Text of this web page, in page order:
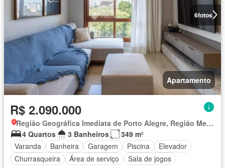
6fotos
Apartamento
R$ 2.090.000
Região Geográfica Imediata de Porto Alegre, Região Metropolitana de Porto Alegre
4 Quartos
3 Banheiros
349 m²
Varanda
Banheira Garagem Piscina
Elevador
Churrasqueira
Área de serviço Sala de jogos